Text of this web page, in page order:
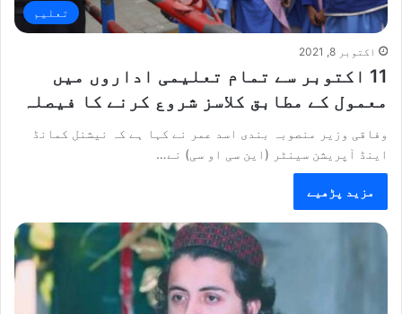
تعلیم
اکتوبر 8, 2021
11 اکتوبر سے تمام تعلیمی اداروں میں
معمول کے مطابق کلاسز شروع کرنے کا فیصلہ
وفاقی وزیر منصوبہ بندی اسد عمر نے کہا ہے کہ نیشنل کمانڈ
اینڈ آپریشن سینٹر (این سی او سی) نے…
مزید پڑھیے